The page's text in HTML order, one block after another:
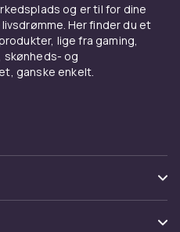
krus, tøjdyr, spil og
den samme varme
historier. Til
til barndommens
sig hver dag.
og er til for dine
Her finder du et
lige fra gaming,
og
ganske enkelt.